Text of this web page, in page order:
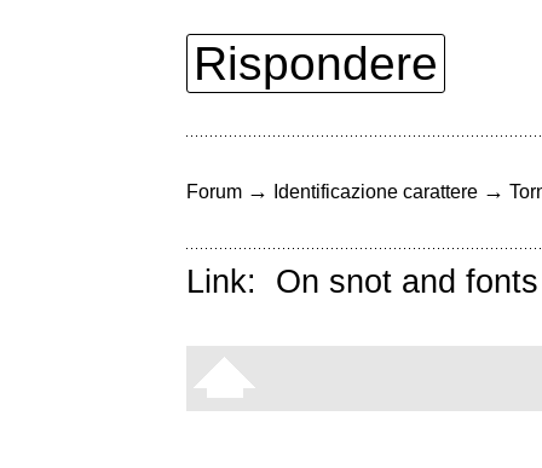
Rispondere
Forum → Identificazione carattere →
Link: On snot and fonts